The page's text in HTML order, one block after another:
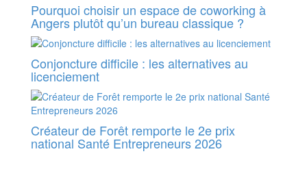
Pourquoi choisir un espace de coworking à
Angers plutôt qu’un bureau classique ?
Conjoncture difficile : les alternatives au
licenciement
Créateur de Forêt remporte le 2e prix
national Santé Entrepreneurs 2026